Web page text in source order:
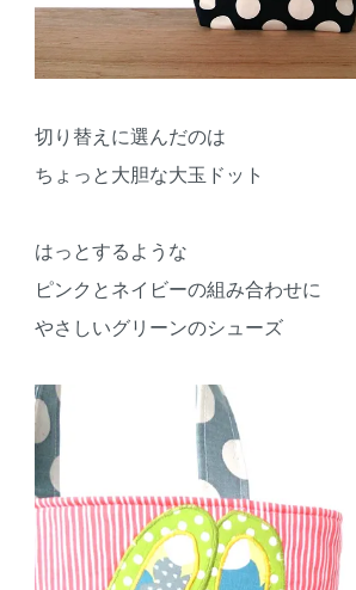
切り替えに選んだのは
ちょっと大胆な大玉ドット
はっとするような
ピンクとネイビーの組み合わせに
やさしいグリーンのシューズ